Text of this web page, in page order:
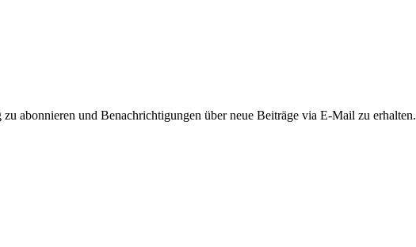
abonnieren und Benachrichtigungen über neue Beiträge via E-Mail zu erhalten.